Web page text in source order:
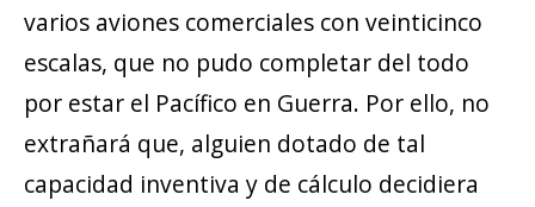
varios aviones comerciales con veinticinco
escalas, que no pudo completar del todo
por estar el Pacífico en Guerra. Por ello, no
extrañará que, alguien dotado de tal
capacidad inventiva y de cálculo decidiera